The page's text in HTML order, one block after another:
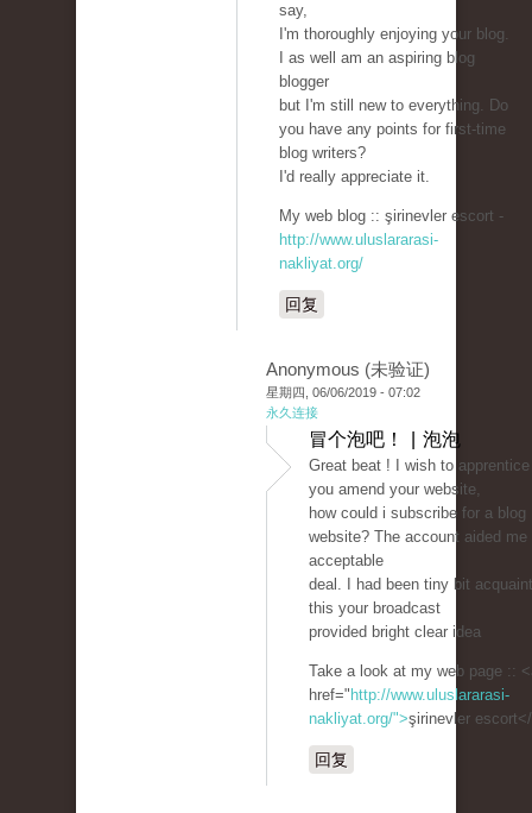
say,
I'm thoroughly enjoying your blog.
I as well am an aspiring blog
blogger
but I'm still new to everything. Do
you have any points for first-time
blog writers?
I'd really appreciate it.
My web blog :: şirinevler escort -
http://www.uluslararasi-
nakliyat.org/
回复
Anonymous (未验证)
星期四, 06/06/2019 - 07:02
永久连接
冒个泡吧！ | 泡泡
Great beat ! I wish to
you amend your website,
how could i subscribe for a blog
website? The account aided me
acceptable
deal. I had been tiny bit
this your broadcast
provided bright clear idea
Take a look at my web page ::
href=" http://www.uluslararasi-
nakliyat.org/">şirinevler
回复